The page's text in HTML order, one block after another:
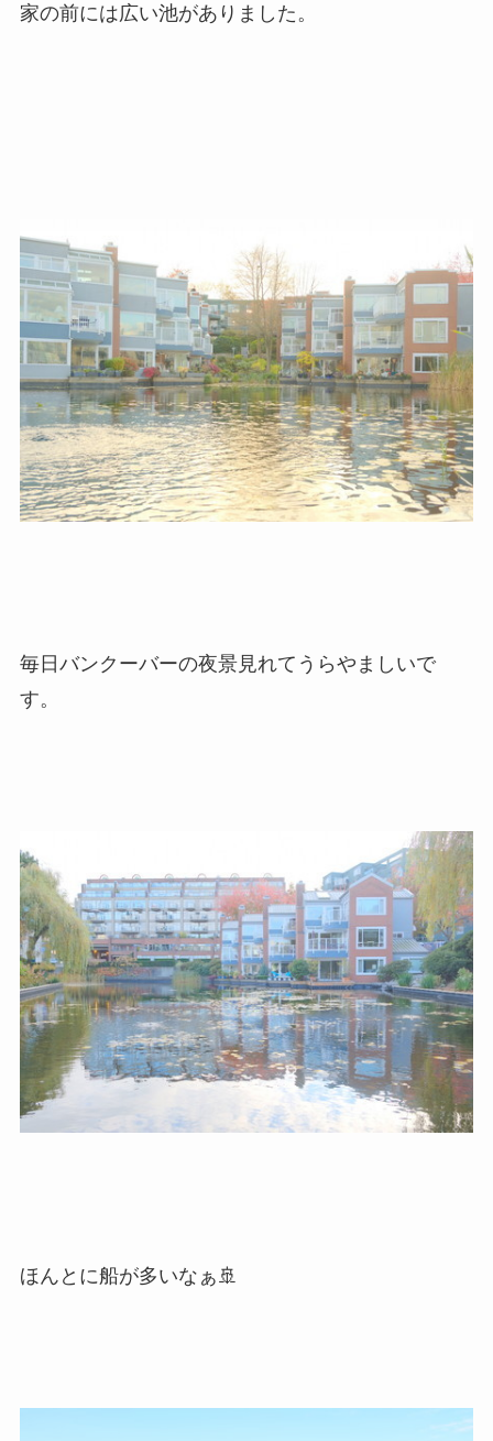
家の前には広い池がありました。
毎日バンクーバーの夜景見れてうらやましいで
す。
ほんとに船が多いなぁ🚢